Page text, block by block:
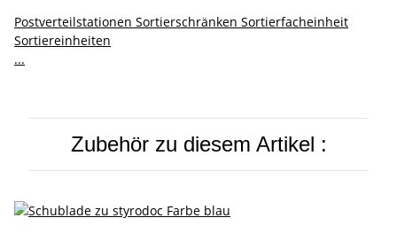
Postverteilstationen Sortierschränken Sortierfacheinheit
Sortiereinheiten
...
Zubehör zu diesem Artikel :